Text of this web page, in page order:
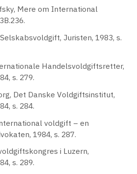
Mere om International
Juristen, 1983, s.
Handelsvoldgiftsretter,
s. 279.
Det Danske Voldgiftsinstitut,
s. 284.
voldgift – en
1984, s. 287.
i Luzern,
s. 289.